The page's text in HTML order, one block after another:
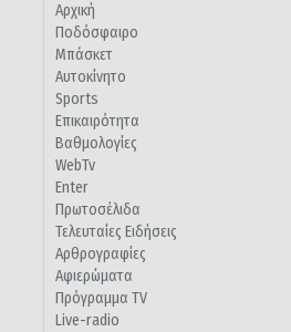
Αρχική
Ποδόσφαιρο
Μπάσκετ
Αυτοκίνητο
Sports
Επικαιρότητα
Βαθμολογίες
WebTv
Enter
Πρωτοσέλιδα
Τελευταίες Ειδήσεις
Αρθρογραφίες
Αφιερώματα
Πρόγραμμα TV
Live-radio